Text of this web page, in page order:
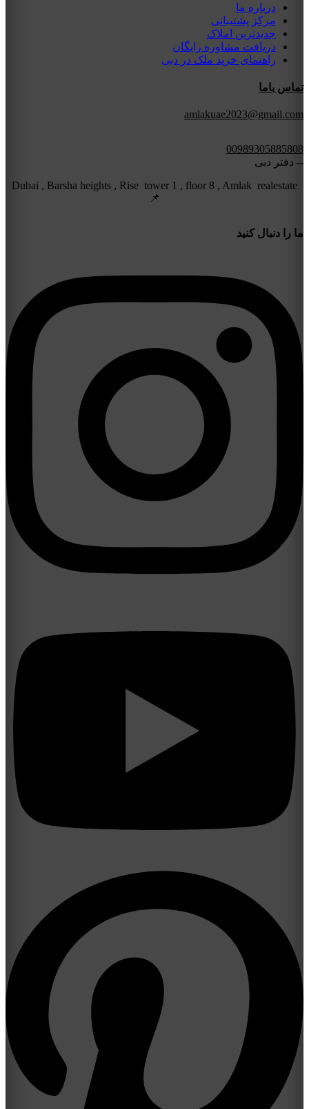
درباره ما
مرکز پشتیبانی
جدیدترین املاک
دریافت مشاوره رایگان
راهنمای خرید ملک در دبی
تماس باما
amlakuae2023@gmail.com
00989305885808
-- دفتر دبی
Dubai , Barsha heights , Rise tower 1 , floor 8 , Amlak realestate
📌
ما را دنبال کنید